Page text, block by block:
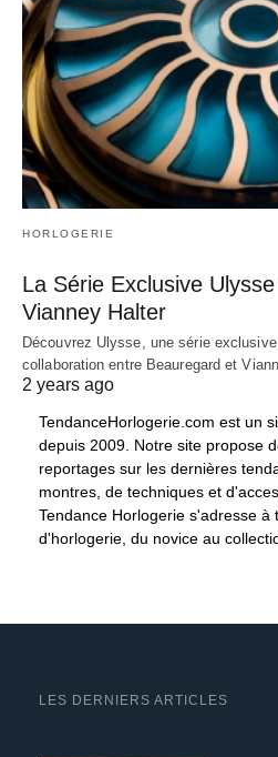
HORLOGERIE
La Série Exclusive
Vianney Halter
Découvrez Ulysse, une série
collaboration entre Beauregard et
2 years ago
TendanceHorlogerie.com est un
depuis 2009. Notre site propose
reportages sur les dernières
montres, de techniques et
Tendance Horlogerie s'adresse à
d'horlogerie, du novice au
LES DERNIERS ARTICLES